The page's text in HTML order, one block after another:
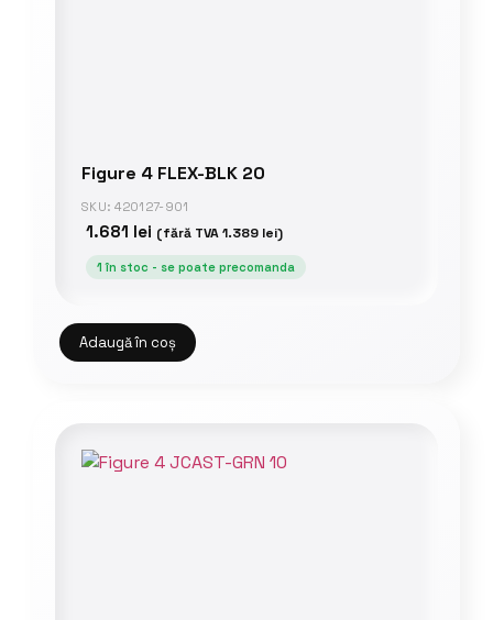
Figure 4 FLEX-BLK 20
SKU: 420127-901
1.681 lei (fără TVA1.389 lei)
1 în stoc - se poate precomanda
Adaugă în coș